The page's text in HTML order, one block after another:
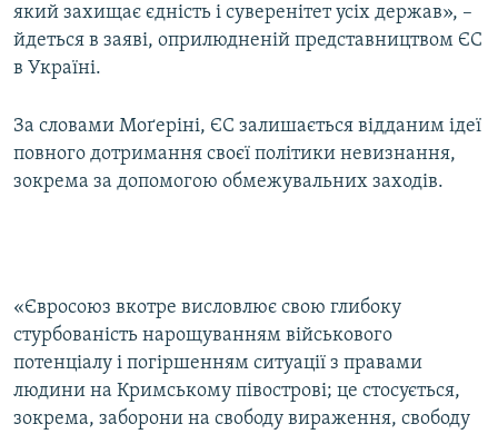
Усі сайти RFE/RL
який захищає єдність і суверенітет усіх держав», –
йдеться в заяві, оприлюдненій представництвом ЄС
в Україні.
За словами Моґеріні, ЄС залишається відданим ідеї
повного дотримання своєї політики невизнання,
зокрема за допомогою обмежувальних заходів.
«Євросоюз вкотре висловлює свою глибоку
стурбованість нарощуванням військового
потенціалу і погіршенням ситуації з правами
людини на Кримському півострові; це стосується,
зокрема, заборони на свободу вираження, свободу